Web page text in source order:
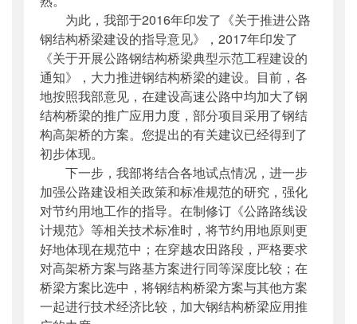
为此，我部于2016年印发了《关于推进公路
钢结构桥梁建设的指导意见》，2017年印发了
《关于开展公路钢结构桥梁典型示范工程建设的
通知》，大力推进钢结构桥梁的建设。目前，各
地按照我部意见，在建设高速公路中均加大了钢
结构桥梁的推广应用力度，部分项目采用了钢结
构高架桥的方案。您提出的有关建议已经得到了
初步体现。
下一步，我部将结合各地试点情况，进一步
加强公路建设相关政策和标准规范的研究，强化
对节约用地工作的指导。在制修订《公路路线设
计规范》等相关技术标准时，将节约用地原则更
好地体现在规范中；在穿越农田路段，严格要求
对高架桥方案与路基方案进行同等深度比较；在
桥梁方案比选中，将钢结构桥梁方案与其他方案
一起进行技术经济比较，加大钢结构桥梁应用推